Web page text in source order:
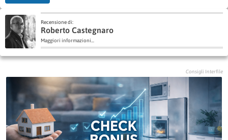
Recensione di:
Roberto Castegnaro
Maggiori informazioni...
Consigli Interfile